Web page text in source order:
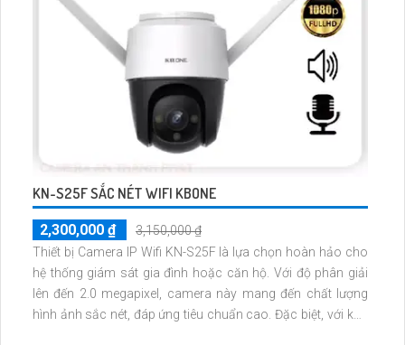
KN-S25F SẮC NÉT WIFI KBONE
2,300,000 ₫
3,150,000 ₫
Thiết bị Camera IP Wifi KN-S25F là lựa chọn hoàn hảo cho
hệ thống giám sát gia đình hoặc căn hộ. Với độ phân giải
lên đến 2.0 megapixel, camera này mang đến chất lượng
hình ảnh sắc nét, đáp ứng tiêu chuẩn cao. Đặc biệt, với khả